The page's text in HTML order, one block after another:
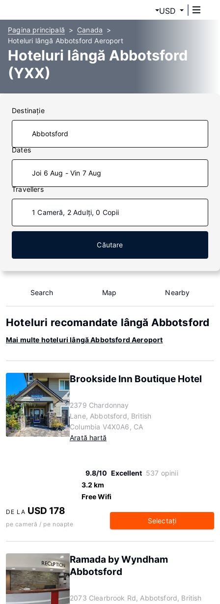
USD
Pagina principală
Canada
Hoteluri lângă Abbotsford Aeroport
Hoteluri lângă Abbotsford
(YXX)
Destinaţie
Dates
Joi 6 Aug - Vin 7 Aug
Travellers
1 Cameră, 2 Adulți, 0 Copii
Căutare
Search Map Nearby
Hoteluri recomandate lângă Abbotsford
Mai multe hoteluri lângă Abbotsford Aeroport
Brookside Inn Boutique Hotel
2379 Chardonnay
Lane, Abbotsford, British
Columbia V4X0A6, CA
Arată hartă
9.8/10 Excellent 537 opinii
3.2 km
Free Wifi
DE LA USD 178
pe cameră / pe noapte Selectaţi
Ramada by Wyndham
Abbotsford
2073 Clearbrook Rd, Abbotsford, British